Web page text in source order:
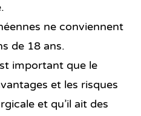
ne conviennent
de 18 ans.
important que le
et les risques
et qu’il ait des